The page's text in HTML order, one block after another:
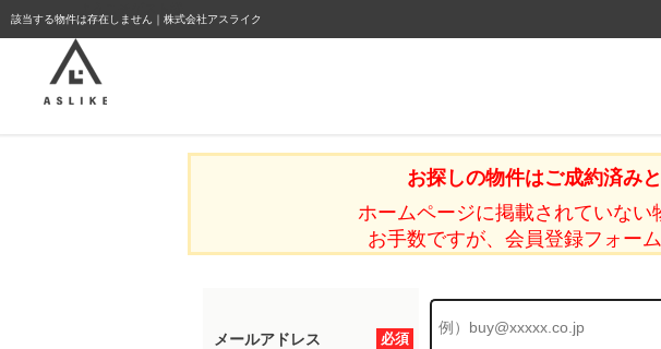
該当する物件は存在しません｜株式会社アスライク
お探しの物件はご成約済み
ホームページに掲載されていない
お手数ですが、会員登録フォー
必須
メールアドレス